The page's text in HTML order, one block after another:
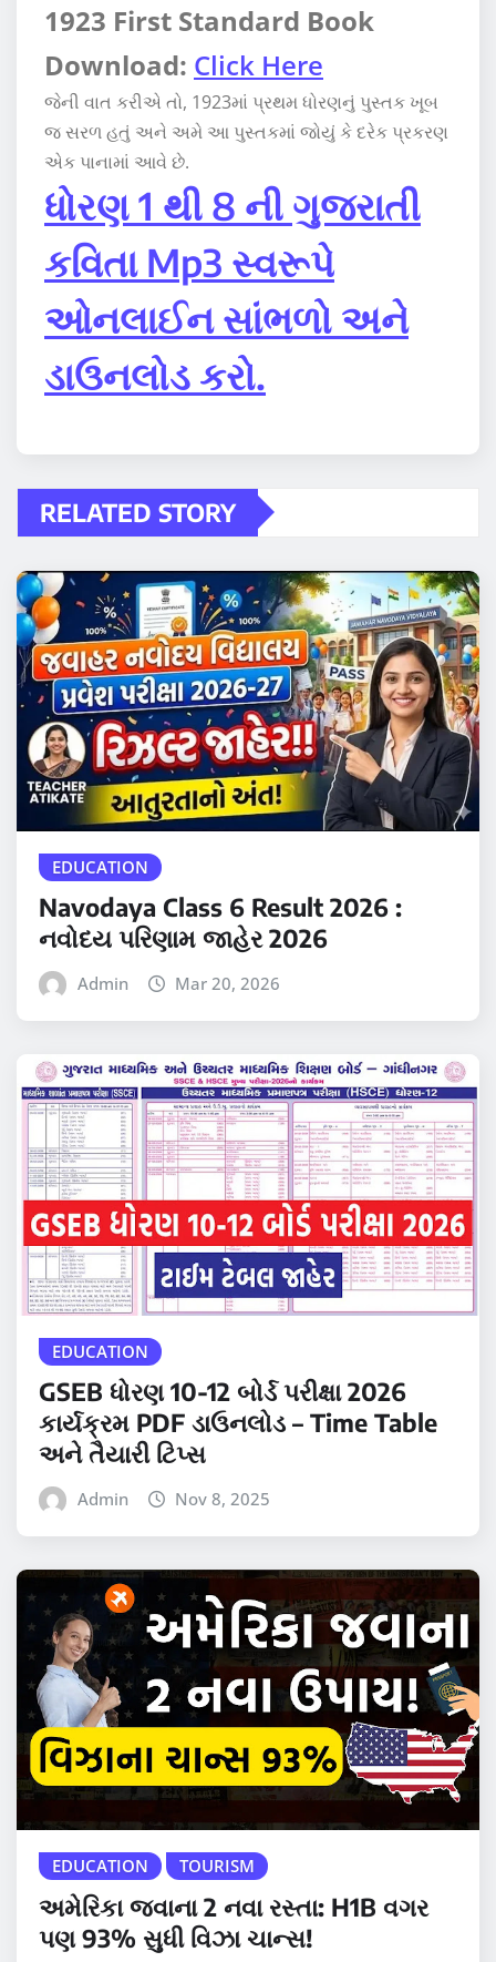
1923 First Standard Book
Download: Click Here
જેની વાત કરીએ તો, 1923માં પ્રથમ ધોરણનું પુસ્તક ખૂબ
જ સરળ હતું અને અમે આ પુસ્તકમાં જોયું કે દરેક પ્રકરણ
એક પાનામાં આવે છે.
ધોરણ 1 થી 8 ની ગુજરાતી
કવિતા Mp3 સ્વરૂપે
ઓનલાઈન સાંભળો અને
ડાઉનલોડ કરો.
RELATED STORY
EDUCATION
Navodaya Class 6 Result 2026 :
નવોદય પરિણામ જાહેર 2026
Admin Mar 20, 2026
EDUCATION
GSEB ધોરણ 10-12 બોર્ડ પરીક્ષા 2026
કાર્યક્રમ PDF ડાઉનલોડ – Time Table
અને તૈયારી ટિપ્સ
Admin Nov 8, 2025
EDUCATION TOURISM
અમેરિકા જવાના 2 નવા રસ્તા: H1B વગર
પણ 93% સુધી વિઝા ચાન્સ!